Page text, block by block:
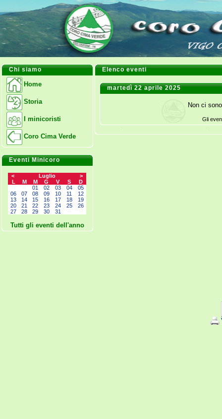
Chi siamo
Home
Storia
I minicoristi
Coro Cima Verde
Eventi Minicoro
< Luglio
>
L
M M G V S
D
01 02 03 04
05
06
07 08 09 10 11
12
13
14 15 16 17 18
19
20
21 22 23 24 25
26
27
28 29 30 31
Tutti gli eventi dell'anno
Elenco eventi
martedì 22 aprile 2025
Non ci
Gli